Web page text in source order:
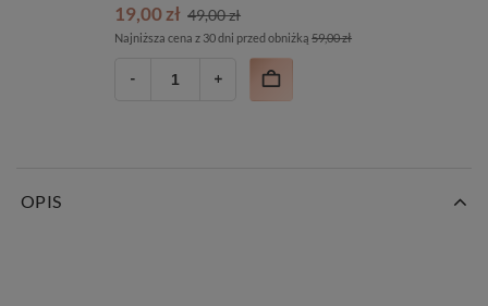
19,00 zł
Najniższa cena z 30 dni przed obniżką59,00 zł
49,00 zł
OPIS